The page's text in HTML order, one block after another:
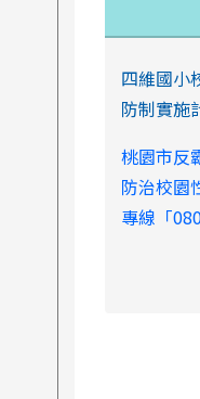
四維國小
防制實施
桃園市反
防治校園
專線「